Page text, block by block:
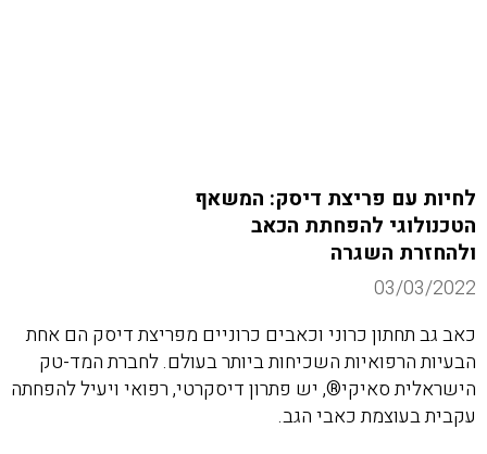
לחיות עם פריצת דיסק: המשאף
הטכנולוגי להפחתת הכאב
ולהחזרת השגרה
03/03/2022
כאב גב תחתון כרוני וכאבים כרוניים מפריצת דיסק הם אחת
הבעיות הרפואיות השכיחות ביותר בעולם. לחברת המד-טק
הישראלית סאיקי®, יש פתרון דיסקרטי, רפואי ויעיל להפחתה
עקבית בעוצמת כאבי הגב.